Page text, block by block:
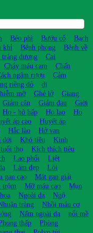
Béo phì Bướu cổ
Bạch
khỉ Bệnh phong
Bệnh về
tráng dương
Cai
Chảy máu cam
Chấn
ngâm rượu
Cảm
riềng đỏ
dị
mỡ Ghẻ lở
Giang
Giảm cân Giảm đau
Giời
Ho - hô hấp Ho lao
Ho
áp cao
Huyết áp
Hắc lào
Hở van
đới Khó tiêu
Kinh
thọ
Kích thích tiêu
Lao phổi
Liệt
Làm đẹp
Lòi
gan cao
Mát gan giải
trộm Mỡ máu cao
Mụn
Ngoài da
Ngộ
tràng
Nhồi máu cơ
Nấm ngoài da
nổi mề
thấp
Phòng